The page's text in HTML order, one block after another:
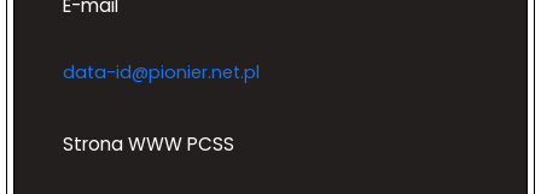
E-mail
data-id@pionier.net.pl
Strona WWW PCSS